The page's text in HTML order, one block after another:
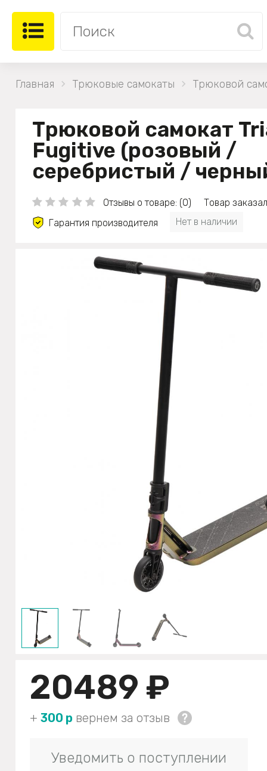
Главная Трюковые самокаты Трюковой
Трюковой самокат
Fugitive (розовый /
серебристый /
Отзывы о товаре: (0)
Товар
Гарантия производителя
Нет в наличии
20489 ₽
+ 300 р вернем за отзыв
Уведомить о поступлении